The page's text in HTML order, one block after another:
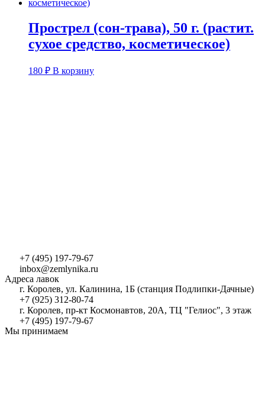
Прострел (сон-трава), 50 г. (растит.
сухое средство, косметическое)
180 ₽ В корзину
+7 (495) 197-79-67
inbox@zemlynika.ru
Адреса лавок
г. Королев, ул. Калинина, 1Б (станция Подлипки-Дачные)
+7 (925) 312-80-74
г. Королев, пр-кт Космонавтов, 20А, ТЦ "Гелиос", 3 этаж
+7 (495) 197-79-67
Мы принимаем